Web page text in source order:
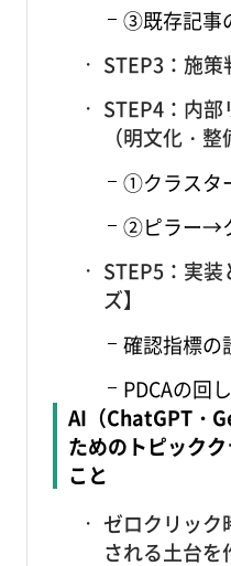
③既存記事
STEP3：施策
STEP4：内
（明文化・整
①クラスタ
②ピラー→
STEP5：実
ズ】
確認指標の
PDCAの回
AI（ChatGPT・
ためのトピック
こと
ゼロクリック
される土台を